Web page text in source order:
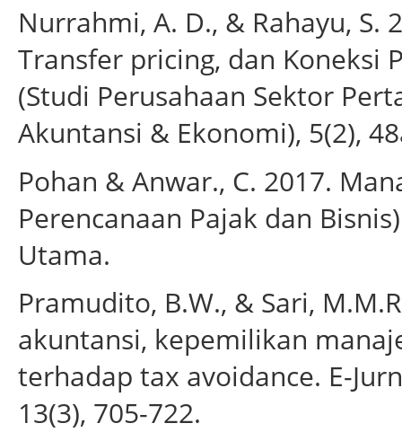
Nurrahmi, A. D., & Rahayu, S.
Transfer pricing, dan Koneksi
(Studi Perusahaan Sektor
Akuntansi & Ekonomi), 5(2),
Pohan & Anwar., C. 2017.
Perencanaan Pajak dan
Utama.
Pramudito, B.W., & Sari,
akuntansi, kepemilikan
terhadap tax avoidance. E-
13(3), 705-722.